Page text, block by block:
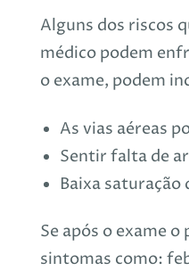
Alguns dos riscos
médico podem
o exame, podem
As vias aéreas
Sentir falta de ar
Baixa saturação
Se após o exame
sintomas como: